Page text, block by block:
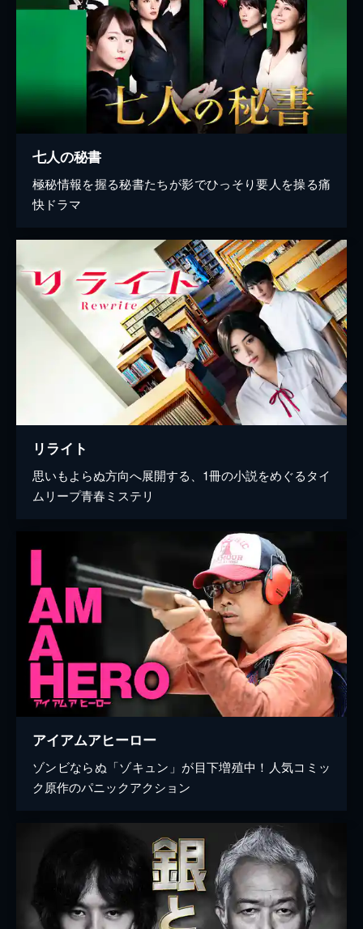
七人の秘書
極秘情報を握る秘書たちが影でひっそり要人を操る痛
快ドラマ
リライト
思いもよらぬ方向へ展開する、1冊の小説をめぐるタイ
ムリープ青春ミステリ
アイアムアヒーロー
ゾンビならぬ「ゾキュン」が目下増殖中！人気コミッ
ク原作のパニックアクション